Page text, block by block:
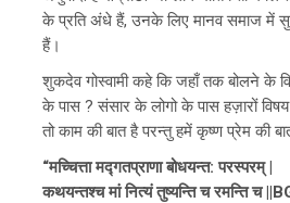
के प्रति अंधे हैं, उनके लिए मानव समाज में
हैं।
शुकदेव गोस्वामी कहे कि जहाँ तक बोलने के
के पास ? संसार के लोगो के पास हज़ारों
तो काम की बात है परन्तु हमें कृष्ण प्रेम की
“मच्चित्ता मद्गतप्राणा बोधयन्त: परस्परम् |
कथयन्तश्च मां नित्यं तुष्यन्ति च रमन्ति च